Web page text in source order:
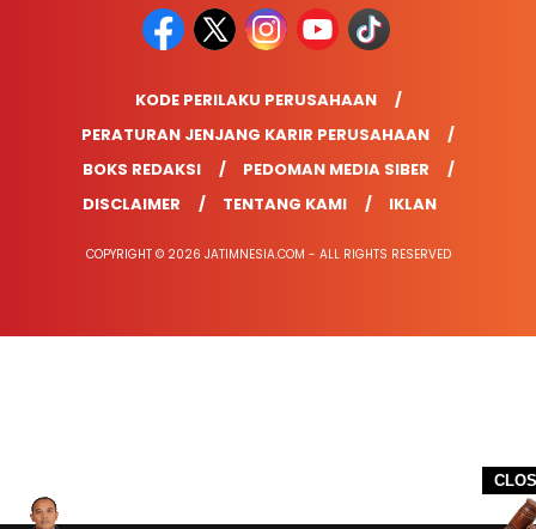
KODE PERILAKU PERUSAHAAN
PERATURAN JENJANG KARIR PERUSAHAAN
BOKS REDAKSI
PEDOMAN MEDIA SIBER
DISCLAIMER
TENTANG KAMI IKLAN
COPYRIGHT © 2026 JATIMNESIA.COM - ALL RIGHTS RESERVED